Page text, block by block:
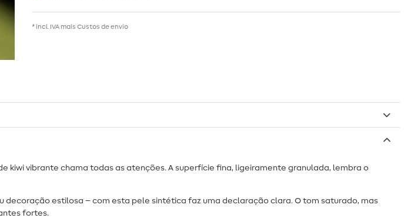
* incl. IVA mais Custos de envio
kiwi vibrante chama todas as atenções. A superfície fina, ligeiramente granulada, lembra o
estilosa – com esta pele sintética faz uma declaração clara. O tom saturado, mas
fortes.